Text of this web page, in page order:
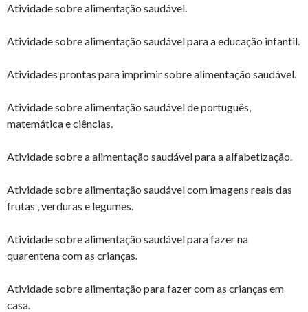
Atividade sobre alimentação saudável.
Atividade sobre alimentação saudável para a educação infantil.
Atividades prontas para imprimir sobre alimentação saudável.
Atividade sobre alimentação saudável de português,
matemática e ciências.
Atividade sobre a alimentação saudável para a alfabetização.
Atividade sobre alimentação saudável com imagens reais das
frutas , verduras e legumes.
Atividade sobre alimentação saudável para fazer na
quarentena com as crianças.
Atividade sobre alimentação para fazer com as crianças em
casa.